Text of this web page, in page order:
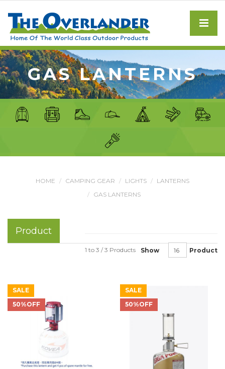
GAS LANTERNS
HOME CAMPING GEAR LIGHTS
LANTERNS
GAS LANTERNS
Product
Show Product
1 to 3 / 3 Products
SALE
50%OFF
SALE
50%OFF